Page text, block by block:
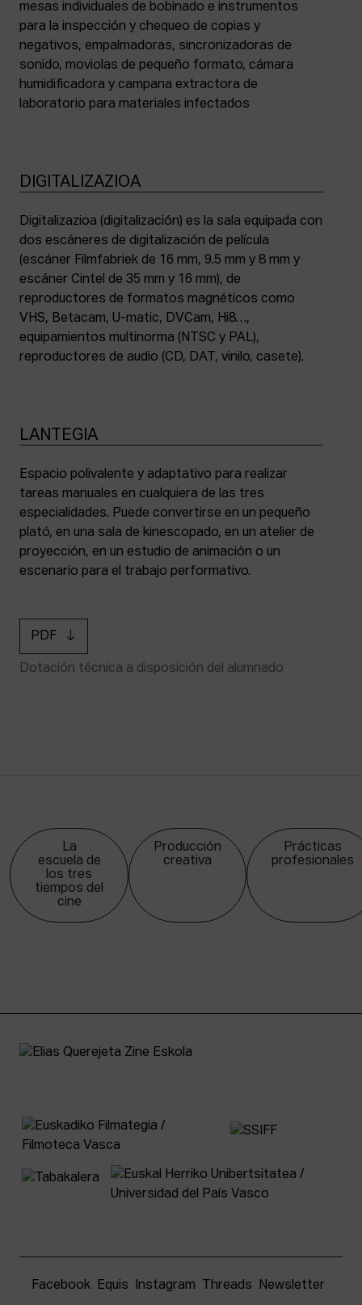
mesas individuales de bobinado e instrumentos
para la inspección y chequeo de copias y
negativos, empalmadoras, sincronizadoras de
sonido, moviolas de pequeño formato, cámara
humidificadora y campana extractora de
laboratorio para materiales infectados
DIGITALIZAZIOA
Digitalizazioa (digitalización) es la sala equipada con
dos escáneres de digitalización de película
(escáner Filmfabriek de 16 mm, 9.5 mm y 8 mm y
escáner Cintel de 35 mm y 16 mm), de
reproductores de formatos magnéticos como
VHS, Betacam, U-matic, DVCam, Hi8…,
equipamientos multinorma (NTSC y PAL),
reproductores de audio (CD, DAT, vinilo, casete).
LANTEGIA
Espacio polivalente y adaptativo para realizar
tareas manuales en cualquiera de las tres
especialidades. Puede convertirse en un pequeño
plató, en una sala de kinescopado, en un atelier de
proyección, en un estudio de animación o un
escenario para el trabajo performativo.
PDF
Dotación técnica a disposición del alumnado
La
escuela de
los tres
tiempos del
cine
Producción
creativa
Prácticas
profesionales
Facebook Equis Instagram Threads Newsletter